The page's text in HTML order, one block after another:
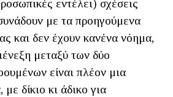
εντέλει) σχέσεις
με τα προηγούμενα
και δεν έχουν κανένα νόημα,
μεταξύ των δύο
είναι πλέον μια
δίκιο κι άδικο για